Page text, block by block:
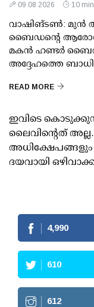
09 08 2026 10
വാഷിങ്ടണ്‍: മുന്‍
ബൈഡന്റെ
മകന്‍ ഹണ്ടര്‍
അദ്ദേഹത്തെ
READ MORE
ഇവിടെ
ലൈവിന്റെത്
ദയവായി
4,990
610
612